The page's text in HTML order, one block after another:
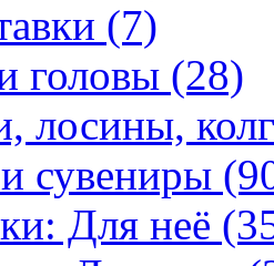
(7)
головы (28)
лосины,
сувениры
Для неё